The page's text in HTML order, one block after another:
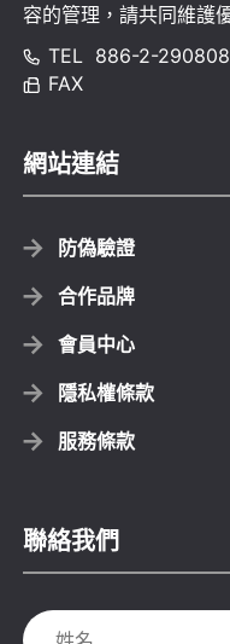
容的管理，請共同維護
TEL 886-2-
FAX
網站連結
防偽驗證
合作品牌
會員中心
隱私權條款
服務條款
聯絡我們